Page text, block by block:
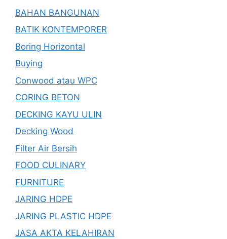
BAHAN BANGUNAN
BATIK KONTEMPORER
Boring Horizontal
Buying
Conwood atau WPC
CORING BETON
DECKING KAYU ULIN
Decking Wood
Filter Air Bersih
FOOD CULINARY
FURNITURE
JARING HDPE
JARING PLASTIC HDPE
JASA AKTA KELAHIRAN